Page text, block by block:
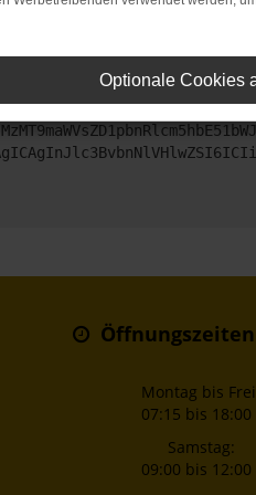
uns bitte. Wir werden
Montag bis
07:15 bis 18:00
Samstag:
09:00 bis 12:00
Optionale Cookies